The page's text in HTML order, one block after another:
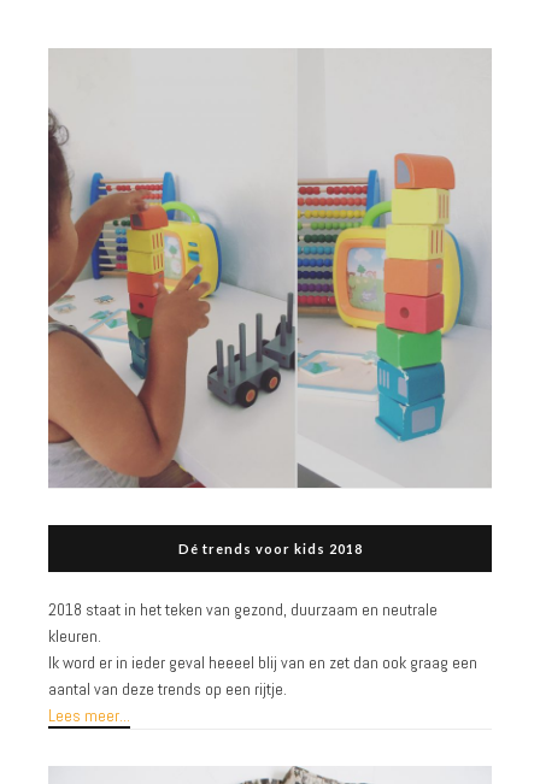
Dé trends voor kids 2018
2018 staat in het teken van gezond, duurzaam en neutrale
kleuren.
Ik word er in ieder geval heeeel blij van en zet dan ook graag een
aantal van deze trends op een rijtje.
Lees meer...